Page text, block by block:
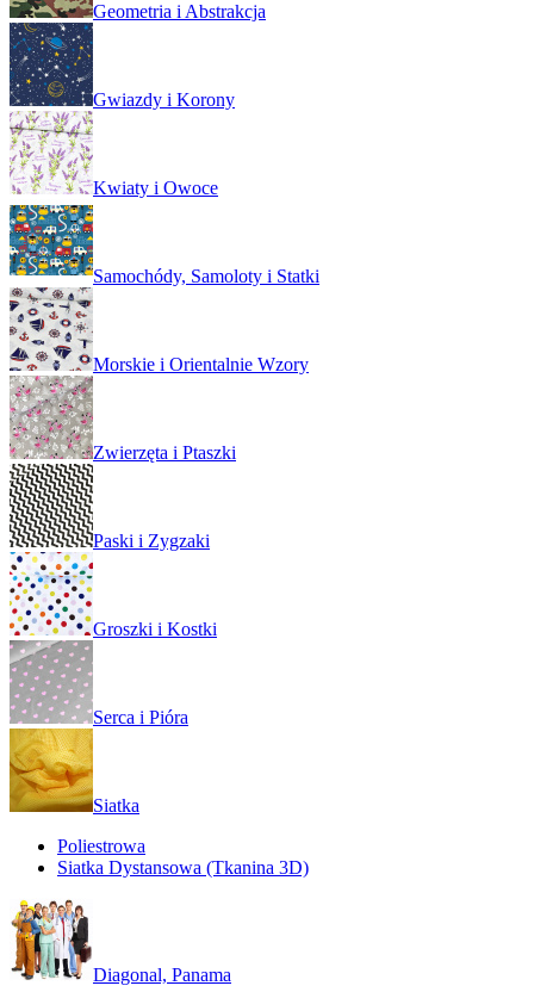
Geometria i Abstrakcja
Gwiazdy i Korony
Kwiaty i Owoce
Samochódy, Samoloty i Statki
Morskie i Orientalnie Wzory
Zwierzęta i Ptaszki
Paski i Zygzaki
Groszki i Kostki
Serca i Pióra
Siatka
Poliestrowa
Siatka Dystansowa (Tkanina 3D)
Diagonal, Panama